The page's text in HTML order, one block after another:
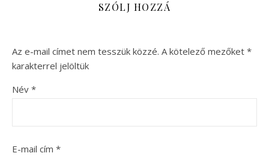
SZÓLJ HOZZÁ
Az e-mail címet nem tesszük közzé. A kötelező mezőket *
karakterrel jelöltük
Név *
E-mail cím *